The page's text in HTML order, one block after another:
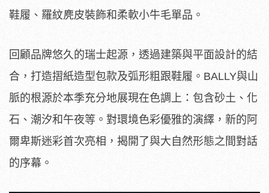
鞋履、羅紋麂皮裝飾和柔軟小牛毛單品。
回顧品牌悠久的瑞士起源，透過建築與平面設計的結
合，打造摺紙造型包款及弧形粗跟鞋履。BALLY與山
脈的根源於本季充分地展現在色調上：包含砂土、化
石、潮汐和午夜等。對環境色彩優雅的演繹，新的阿
爾卑斯迷彩首次亮相，揭開了與大自然形態之間對話
的序幕。